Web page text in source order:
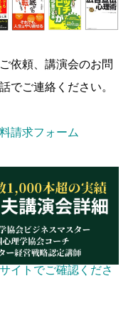
依頼、講演会のお問
でご連絡ください。
請求フォーム
イトでご確認くださ